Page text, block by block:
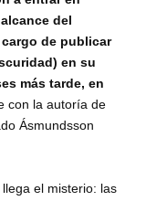
del
de publicar
en su
más tarde, en
con la autoría de
Ásmundsson
el misterio: las